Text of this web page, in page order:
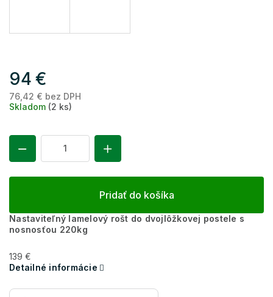
94 €
76,42 € bez DPH
Skladom (2 ks)
Pridať do košíka
Nastaviteľný lamelový rošt do dvojlôžkovej postele s
nosnosťou 220kg
139 €
Detailné informácie